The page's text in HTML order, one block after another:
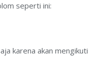
seperti ini:
karena akan mengikuti